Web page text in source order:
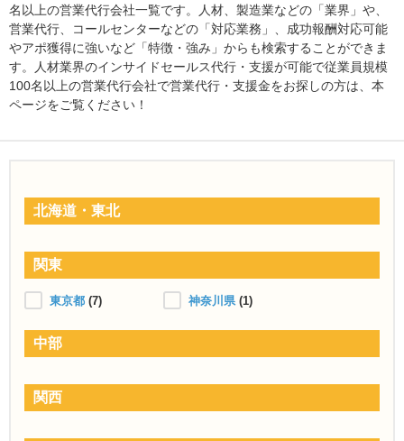
名以上の営業代行会社一覧です。人材、製造業などの「業界」や、
営業代行、コールセンターなどの「対応業務」、成功報酬対応可能
やアポ獲得に強いなど「特徴・強み」からも検索することができま
す。人材業界のインサイドセールス代行・支援が可能で従業員規模
100名以上の営業代行会社で営業代行・支援金をお探しの方は、本
ページをご覧ください！
北海道・東北
関東
東京都 (7) 神奈川県 (1)
中部
関西